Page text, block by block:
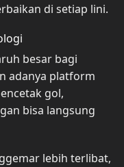
di setiap lini.
besar bagi
adanya platform
gol,
bisa langsung
lebih terlibat,